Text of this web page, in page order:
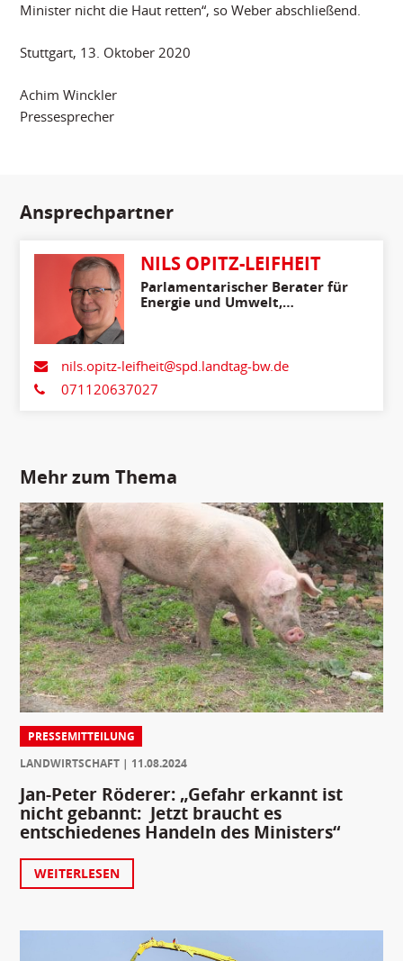
Minister nicht die Haut retten“, so Weber abschließend.
Stuttgart, 13. Oktober 2020
Achim Winckler
Pressesprecher
Ansprechpartner
NILS OPITZ-LEIFHEIT
Parlamentarischer Berater für
Energie und Umwelt,
nils.opitz-leifheit@spd.landtag-bw.de
071120637027
Mehr zum Thema
PRESSEMITTEILUNG
LANDWIRTSCHAFT
11.08.2024
Jan-Peter Röderer: „Gefahr erkannt ist
nicht gebannt: Jetzt braucht es
entschiedenes Handeln des Ministers“
WEITERLESEN